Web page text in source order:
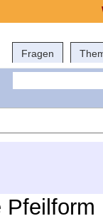
Fragen